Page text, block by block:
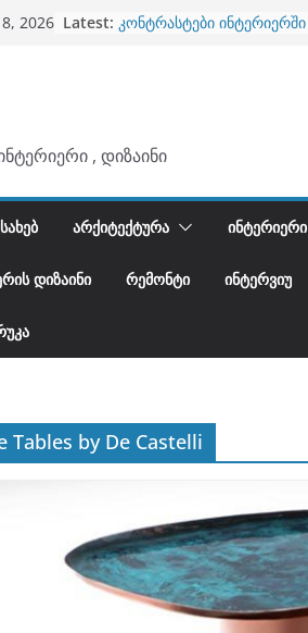
2026 Latest: კონტრასტები ინტერიერში
, დიზაინი
ᲐᲠᲥᲘᲢᲔᲥᲢᲣᲠᲐ ᲘᲜᲢᲔᲠᲘᲔᲠᲘ
ᲓᲘᲖᲐᲘᲜᲘ ᲠᲔᲛᲝᲜᲢᲘ ᲘᲜᲢᲔᲠᲕᲘᲣ
Tables by De Castelli